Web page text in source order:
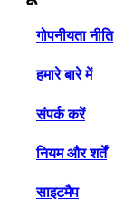
गोपनीयता नीति
हमारे बारे में
संपर्क करें
नियम और शर्तें
साइटमैप